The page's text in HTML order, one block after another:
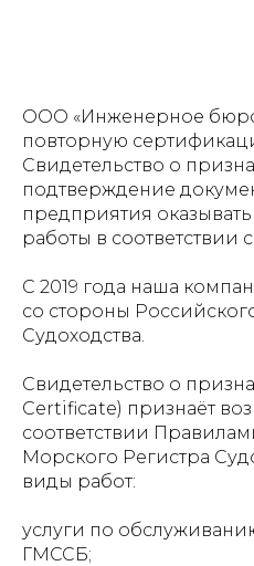
ООО «Инженерное
повторную
Свидетельство о
подтверждение
предприятия
работы в соответствии
С 2019 года наша
со стороны
Судоходства.
Свидетельство о
Certificate) признаёт
соответствии
Морского Регистра
виды работ:
услуги по
ГМССБ;